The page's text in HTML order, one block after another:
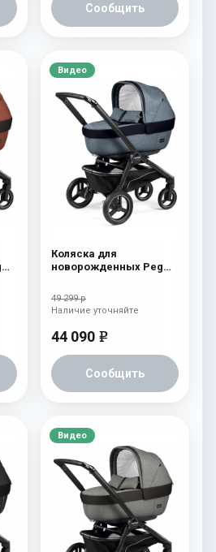
Сообщить
Видео
Коляска для
новорожденных Peg
Horizon
49 299 р
44 090 e
Сообщить
Наличие уточняйте
Видео